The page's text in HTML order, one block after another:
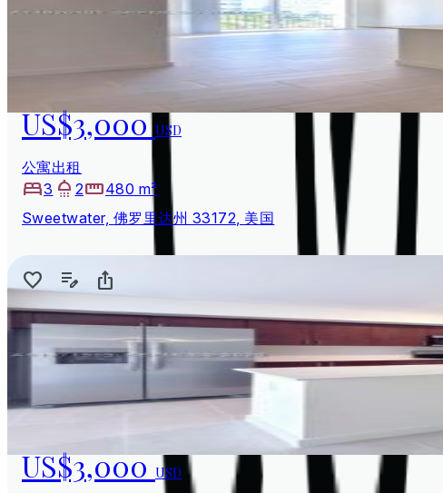
US$3,000USD
公寓出租
3
2
480 m²
Sweetwater, 佛罗里达州 33172, 美国
US$3,000USD